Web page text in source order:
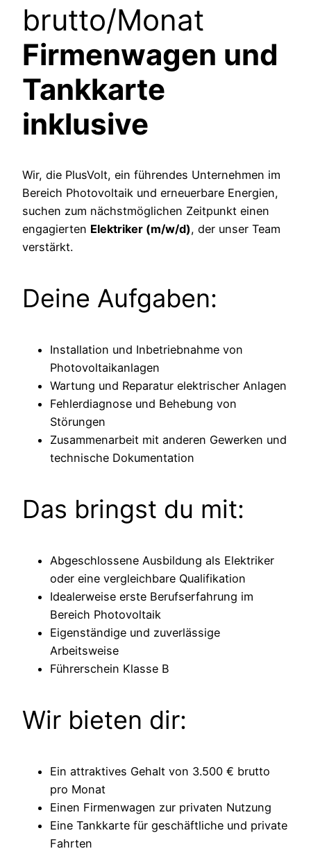
brutto/Monat
Firmenwagen und
Tankkarte
inklusive
Wir, die PlusVolt, ein führendes Unternehmen im
Bereich Photovoltaik und erneuerbare Energien,
suchen zum nächstmöglichen Zeitpunkt einen
engagierten Elektriker (m/w/d), der unser Team
verstärkt.
Deine Aufgaben:
Installation und Inbetriebnahme von
Photovoltaikanlagen
Wartung und Reparatur elektrischer Anlagen
Fehlerdiagnose und Behebung von
Störungen
Zusammenarbeit mit anderen Gewerken und
technische Dokumentation
Das bringst du mit:
Abgeschlossene Ausbildung als Elektriker
oder eine vergleichbare Qualifikation
Idealerweise erste Berufserfahrung im
Bereich Photovoltaik
Eigenständige und zuverlässige
Arbeitsweise
Führerschein Klasse B
Wir bieten dir:
Ein attraktives Gehalt von 3.500 € brutto
pro Monat
Einen Firmenwagen zur privaten Nutzung
Eine Tankkarte für geschäftliche und private
Fahrten